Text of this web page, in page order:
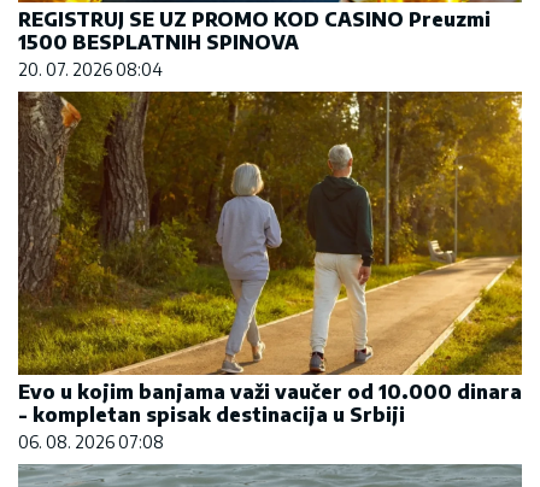
REGISTRUJ SE UZ PROMO KOD CASINO Preuzmi
1500 BESPLATNIH SPINOVA
20. 07. 2026 08:04
Evo u kojim banjama važi vaučer od 10.000 dinara
- kompletan spisak destinacija u Srbiji
06. 08. 2026 07:08